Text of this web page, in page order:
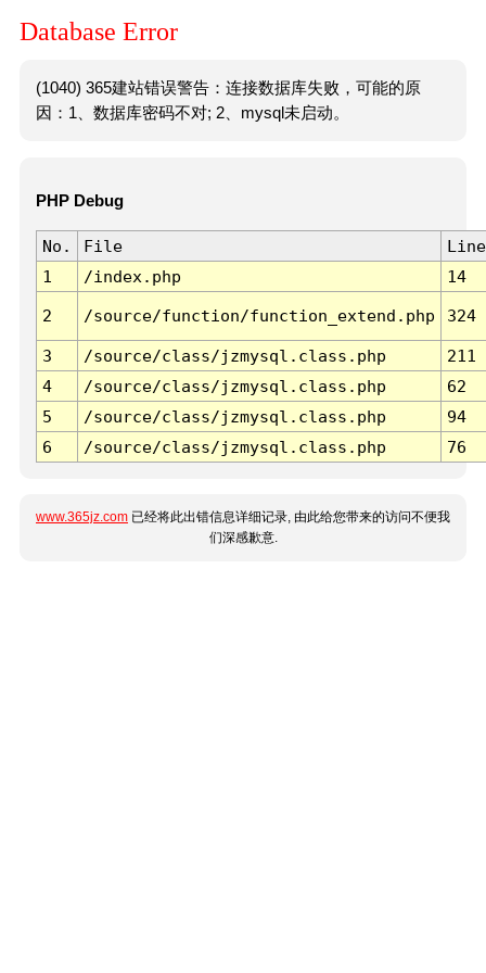
Database Error
(1040) 365建站错误警告：连接数据库失败，可能的原
因：1、数据库密码不对; 2、mysql未启动。
PHP Debug
No. File
Line
1
/index.php 14
2 /source/function/function_extend.php 324
3 /source/class/jzmysql.class.php
211
4
/source/class/jzmysql.class.php
62
5
/source/class/jzmysql.class.php
94
6
/source/class/jzmysql.class.php 76
www.365jz.com 已经将此出错信息详细记录, 由此给您带来的访问不便我
们深感歉意.